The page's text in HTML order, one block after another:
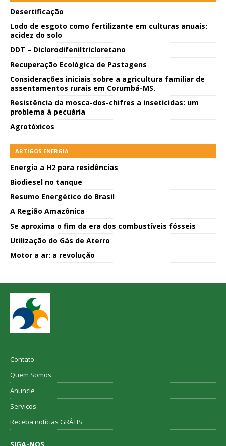
Desertificação
Lodo de esgoto como fertilizante em culturas anuais:
acidez do solo
DDT – Diclorodifeniltricloretano
Recuperação Ecológica de Pastagens
Considerações iniciais sobre a agricultura familiar de
assentamentos rurais em Corumbá-MS.
Resistência da mosca-dos-chifres a inseticidas: um
problema à pecuária
Agrotóxicos
ARTIGOS ENERGIA
Energia a H2 para residências
Biodiesel no tanque
Resumo Energético do Brasil
A Região Amazônica
Se aproxima o fim da era dos combustíveis fósseis
Utilização do Gás de Aterro
Motor a ar: a revolução
Contato
Quem Somos
Anuncie
Serviços
Receba notícias GRÁTIS